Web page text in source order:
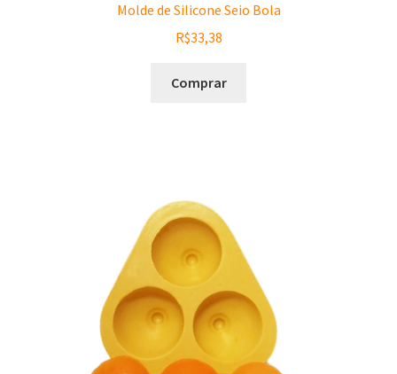
Molde de Silicone Seio Bola
R$33,38
Comprar